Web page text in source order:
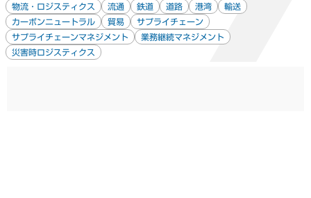
物流・ロジスティクス 流通 鉄道 道路 港湾
輸送
カーボンニュートラル
貿易
サプライチェーン
サプライチェーンマネジメント
業務継続マネジメント
災害時ロジスティクス